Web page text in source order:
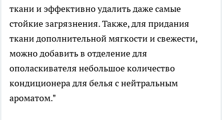
ткани и эффективно удалить даже самые
стойкие загрязнения. Также, для придания
ткани дополнительной мягкости и свежести,
можно добавить в отделение для
ополаскивателя небольшое количество
кондиционера для белья с нейтральным
ароматом."